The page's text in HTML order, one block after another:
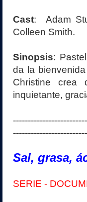
Cast: Adam
Colleen Smith.
Sinopsis:
da la
Christine crea
inquietante,
Sal, grasa,
SERIE -